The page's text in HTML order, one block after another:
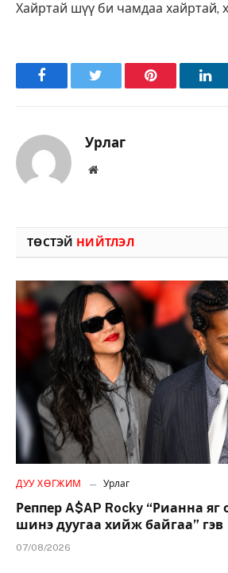
Хайртай шүү би чамдаа хайртай,
FacebookTwitter Pinterest
Урлаг
Вэбсайт
ТӨСТЭЙ НИЙТЛЭЛ
ДУУ ХӨГЖИМ Урлаг
Реппер A$AP Rocky “Рианна яг
шинэ дуугаа хийж байгаа” гэв
07/08/2026